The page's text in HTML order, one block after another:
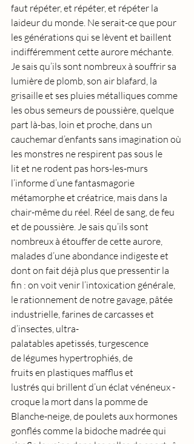
faut répéter, et répéter, et répéter la
laideur du monde. Ne serait-ce que pour
les générations qui se lèvent et baillent
indifféremment cette aurore méchante.
Je sais qu’ils sont nombreux à souffrir sa
lumière de plomb, son air blafard, la
grisaille et ses pluies métalliques comme
les obus semeurs de poussière, quelque
part là-bas, loin et proche, dans un
cauchemar d’enfants sans imagination où
les monstres ne respirent pas sous le
lit et ne rodent pas hors-les-murs
l’informe d’une fantasmagorie
métamorphe et créatrice, mais dans la
chair-même du réel. Réel de sang, de feu
et de poussière. Je sais qu’ils sont
nombreux à étouffer de cette aurore,
malades d’une abondance indigeste et
dont on fait déjà plus que pressentir la
fin : on voit venir l’intoxication générale,
le rationnement de notre gavage, pâtée
industrielle, farines de carcasses et
d’insectes, ultra-
palatables apetissés, turgescence
de légumes hypertrophiés, de
fruits en plastiques mafflus et
lustrés qui brillent d’un éclat vénéneux -
croque la mort dans la pomme de
Blanche-neige, de poulets aux hormones
gonflés comme la bidoche madrée qui